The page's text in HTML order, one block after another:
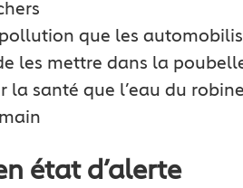
que les
les mettre dans la
la santé que l’eau du
état d’alerte